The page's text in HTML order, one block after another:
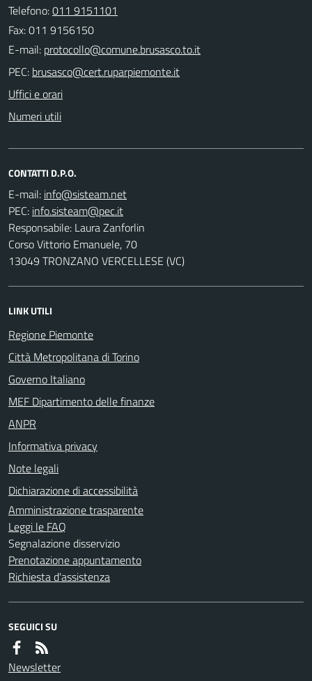
Telefono:011 9151101
Fax: 011 9156150
E-mail:
PEC:
Uffici e orari
Numeri utili
CONTATTI D.P.O.
E-mail:
PEC:
Responsabile: Laura Zanforlin
Corso Vittorio Emanuele, 70
13049 TRONZANO VERCELLESE (VC)
LINK UTILI
Regione Piemonte
Città Metropolitana di Torino
Governo Italiano
MEF Dipartimento delle finanze
ANPR
Informativa privacy
Note legali
Dichiarazione di accessibilità
Amministrazione trasparente
Leggi le FAQ
Segnalazione disservizio
Prenotazione appuntamento
Richiesta d'assistenza
SEGUICI SU
Newsletter